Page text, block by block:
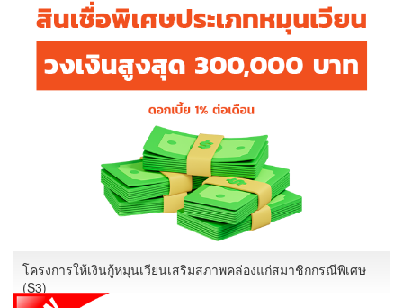
โครงการให้เงินกู้หมุนเวียนเสริมสภาพคล่องแก่สมาชิกกรณีพิเศษ
(S3)